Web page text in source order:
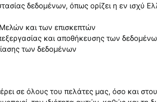
δεδομένων, όπως ορίζει η εν ισχύ
και των επισκεπτών
και αποθήκευσης των
των δεδομένων
σε όλους του πελάτες μας, όσο και